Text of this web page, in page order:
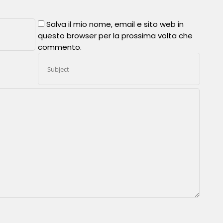
Salva il mio nome, email e sito web in
questo browser per la prossima volta che
commento.